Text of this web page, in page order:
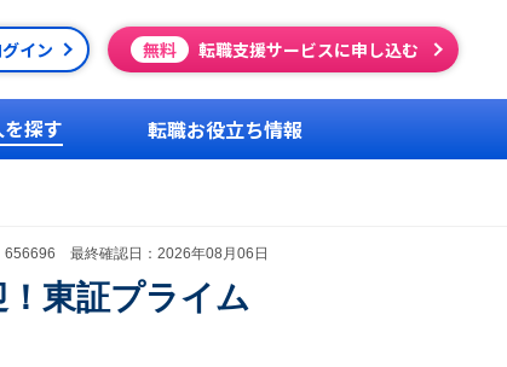
イン 無料 転職支援サービスに申し込む
探す 転職お役立ち情報
656696 最終確認日：2026年08月06日
！東証プライム